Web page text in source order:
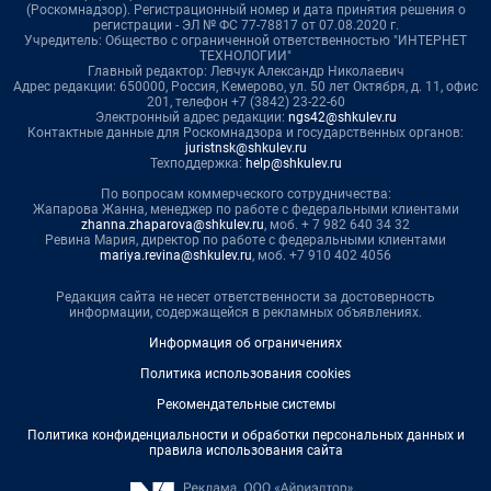
(Роскомнадзор). Регистрационный номер и дата принятия решения о
регистрации - ЭЛ № ФС 77-78817 от 07.08.2020 г.
Учредитель: Общество с ограниченной ответственностью "ИНТЕРНЕТ
ТЕХНОЛОГИИ"
Главный редактор: Левчук Александр Николаевич
Адрес редакции: 650000, Россия, Кемерово, ул. 50 лет Октября, д. 11, офис
201, телефон +7 (3842) 23-22-60
Электронный адрес редакции: ngs42@shkulev.ru
Контактные данные для Роскомнадзора и государственных органов:
juristnsk@shkulev.ru
Техподдержка: help@shkulev.ru
По вопросам коммерческого сотрудничества:
Жапарова Жанна, менеджер по работе с федеральными клиентами
zhanna.zhaparova@shkulev.ru, моб. + 7 982 640 34 32
Ревина Мария, директор по работе с федеральными клиентами
mariya.revina@shkulev.ru, моб. +7 910 402 4056
Редакция сайта не несет ответственности за достоверность
информации, содержащейся в рекламных объявлениях.
Информация об ограничениях
Политика использования cookies
Рекомендательные системы
Политика конфиденциальности и обработки персональных данных и
правила использования сайта